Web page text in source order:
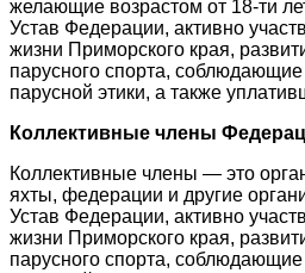
желающие возрастом от 18-ти
Устав Федерации, активно
жизни Приморского края,
парусного спорта,
парусной этики, а также
Коллективные члены
Коллективные члены — это
яхты, федерации и другие
Устав Федерации, активно
жизни Приморского края,
парусного спорта,